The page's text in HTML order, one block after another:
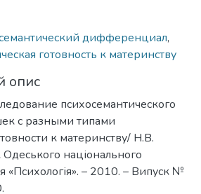
дифференциал,
готовность к материнству
опис
психосемантического
с разными типами
к материнству/ Н.В.
національного
«Психологія». – 2010. – Випуск №